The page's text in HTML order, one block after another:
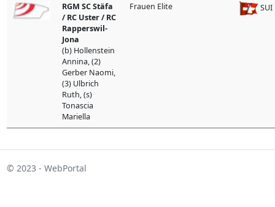
RGM SC Stäfa
/ RC Uster / RC
Rapperswil-
Jona
(b) Hollenstein
Annina, (2)
Gerber Naomi,
(3) Ulbrich
Ruth, (s)
Tonascia
Mariella
Frauen Elite SUI
© 2023 - WebPortal